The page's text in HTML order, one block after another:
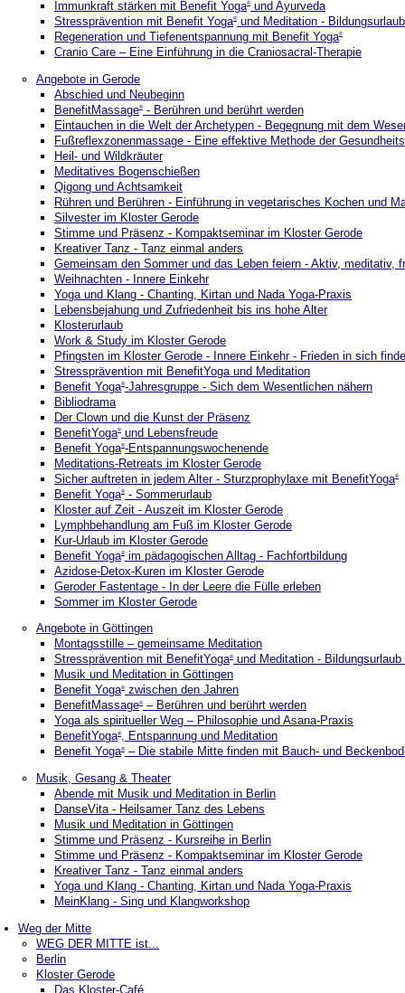
Immunkraft stärken mit Benefit Yoga®und Ayurveda
Stressprävention mit Benefit Yoga®und Meditation - Bildungsurlaub
Regeneration und Tiefenentspannung mit Benefit Yoga®
Cranio Care – Eine Einführung in die Craniosacral-Therapie
Angebote in Gerode
Abschied und Neubeginn
BenefitMassage®- Berühren und berührt werden
Eintauchen in die Welt der Archetypen - Begegnung mit dem
Fußreflexzonenmassage - Eine effektive Methode der
Heil- und Wildkräuter
Meditatives Bogenschießen
Qigong und Achtsamkeit
Rühren und Berühren - Einführung in vegetarisches Kochen und
Silvester im Kloster Gerode
Stimme und Präsenz - Kompaktseminar im Kloster Gerode
Kreativer Tanz - Tanz einmal anders
Gemeinsam den Sommer und das Leben feiern - Aktiv, meditativ,
Weihnachten - Innere Einkehr
Yoga und Klang - Chanting, Kirtan und Nada Yoga-Praxis
Lebensbejahung und Zufriedenheit bis ins hohe Alter
Klosterurlaub
Work & Study im Kloster Gerode
Pfingsten im Kloster Gerode - Innere Einkehr - Frieden in sich
Stressprävention mit BenefitYoga und Meditation
Benefit Yoga®-Jahresgruppe - Sich dem Wesentlichen nähern
Bibliodrama
Der Clown und die Kunst der Präsenz
BenefitYoga®und Lebensfreude
Benefit Yoga®-Entspannungswochenende
Meditations-Retreats im Kloster Gerode
Sicher auftreten in jedem Alter - Sturzprophylaxe mit BenefitYoga®
Benefit Yoga®- Sommerurlaub
Kloster auf Zeit - Auszeit im Kloster Gerode
Lymphbehandlung am Fuß im Kloster Gerode
Kur-Urlaub im Kloster Gerode
Benefit Yoga®im pädagogischen Alltag - Fachfortbildung
Azidose-Detox-Kuren im Kloster Gerode
Geroder Fastentage - In der Leere die Fülle erleben
Sommer im Kloster Gerode
Angebote in Göttingen
Montagsstille – gemeinsame Meditation
Stressprävention mit BenefitYoga®und Meditation - Bildungsurlaub
Musik und Meditation in Göttingen
Benefit Yoga®zwischen den Jahren
BenefitMassage®– Berühren und berührt werden
Yoga als spiritueller Weg – Philosophie und Asana-Praxis
BenefitYoga®, Entspannung und Meditation
Benefit Yoga®– Die stabile Mitte finden mit Bauch- und
Musik, Gesang & Theater
Abende mit Musik und Meditation in Berlin
DanseVita - Heilsamer Tanz des Lebens
Musik und Meditation in Göttingen
Stimme und Präsenz - Kursreihe in Berlin
Stimme und Präsenz - Kompaktseminar im Kloster Gerode
Kreativer Tanz - Tanz einmal anders
Yoga und Klang - Chanting, Kirtan und Nada Yoga-Praxis
MeinKlang - Sing und Klangworkshop
Weg der Mitte
WEG DER MITTE ist...
Berlin
Kloster Gerode
Das Kloster-Café